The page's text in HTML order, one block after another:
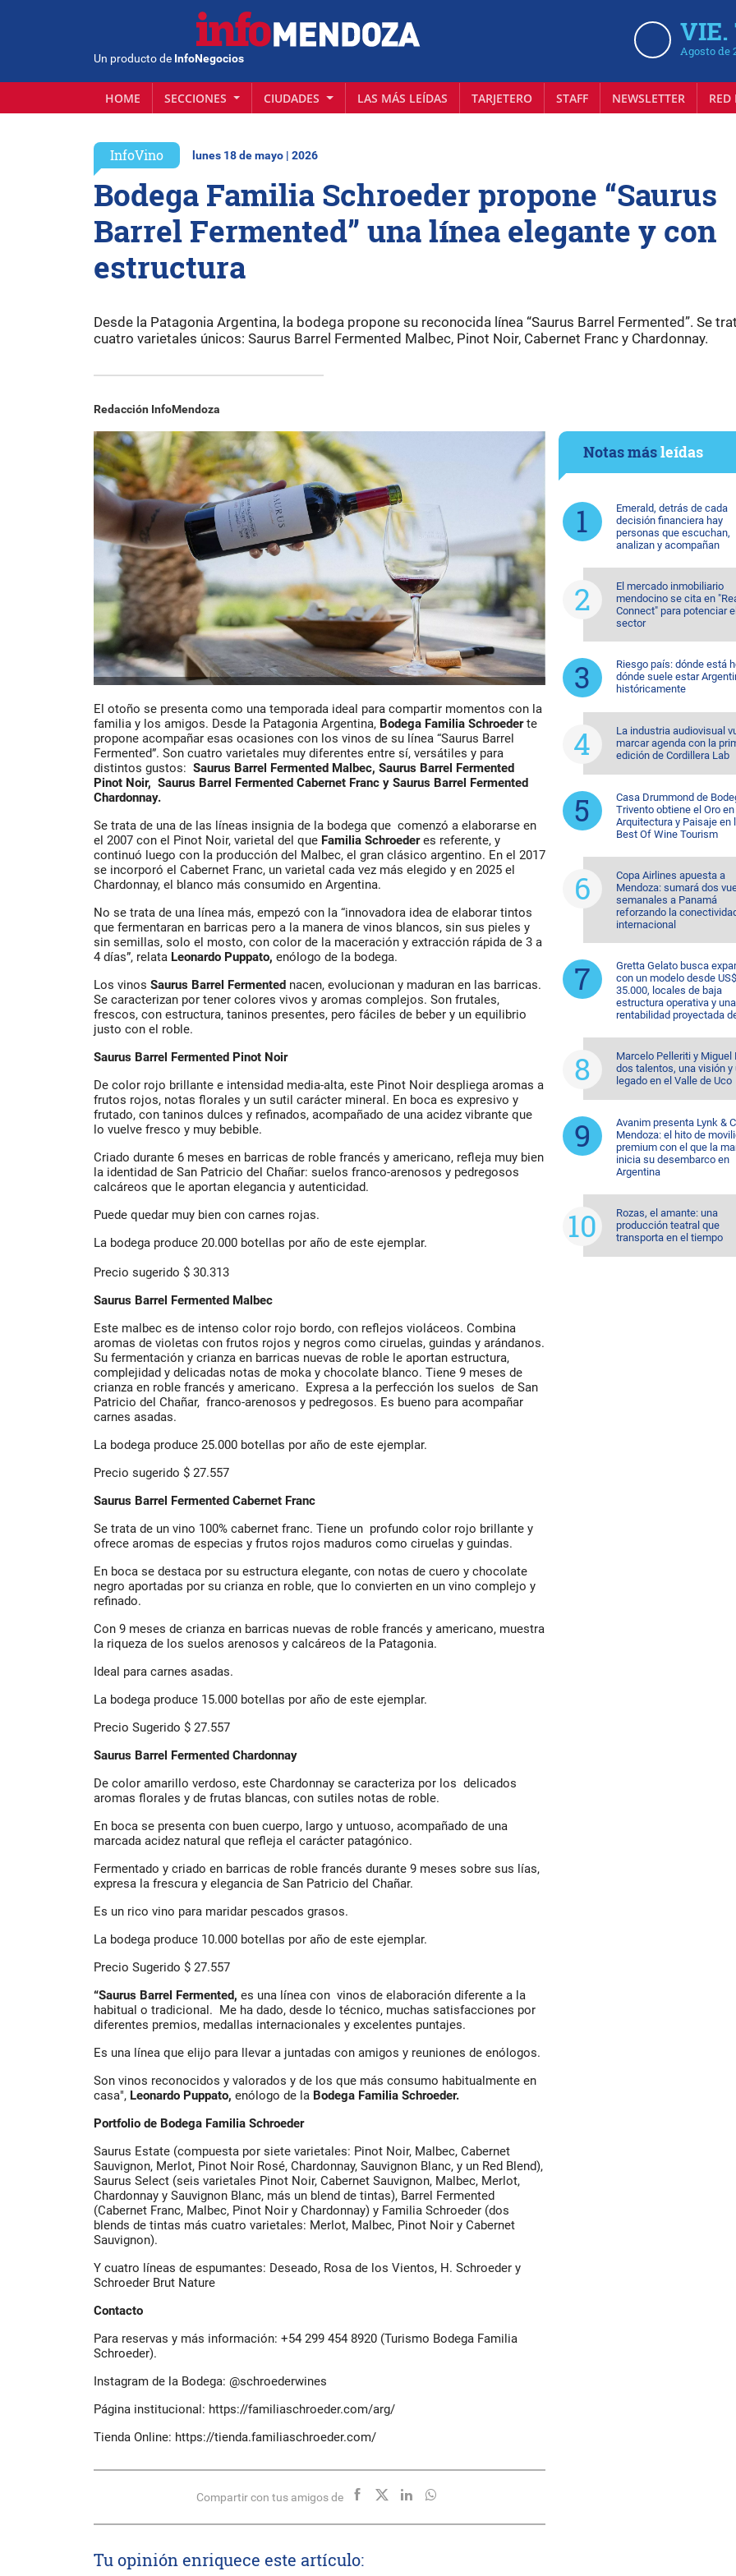
Un producto de InfoNegocios
VIE.
Agosto de
HOME SECCIONES CIUDADES LAS MÁS LEÍDAS TARJETERO STAFF NEWSLETTER RED
InfoVino lunes 18 de mayo | 2026
Bodega Familia Schroeder propone “Saurus
Barrel Fermented” una línea elegante y con
estructura
Desde la Patagonia Argentina, la bodega propone su reconocida línea “Saurus Barrel Fermented”. Se
cuatro varietales únicos: Saurus Barrel Fermented Malbec, Pinot Noir, Cabernet Franc y Chardonnay.
Redacción InfoMendoza
El otoño se presenta como una temporada ideal para compartir momentos con la
familia y los amigos. Desde la Patagonia Argentina, Bodega Familia Schroederte
propone acompañar esas ocasiones con los vinos de su línea “Saurus Barrel
Fermented”. Son cuatro varietales muy diferentes entre sí, versátiles y para
distintos gustos: Saurus Barrel Fermented Malbec, Saurus Barrel Fermented
Pinot Noir, Saurus Barrel Fermented Cabernet Franc y Saurus Barrel Fermented
Chardonnay.
Se trata de una de las líneas insignia de la bodega que comenzó a elaborarse en
el 2007 con el Pinot Noir, varietal del que Familia Schroederes referente, y
continuó luego con la producción del Malbec, el gran clásico argentino. En el 2017
se incorporó el Cabernet Franc, un varietal cada vez más elegido y en 2025 el
Chardonnay, el blanco más consumido en Argentina.
No se trata de una línea más, empezó con la “innovadora idea de elaborar tintos
que fermentaran en barricas pero a la manera de vinos blancos, sin sus pieles y
sin semillas, solo el mosto, con color de la maceración y extracción rápida de 3 a
4 días”, relata Leonardo Puppato, enólogo de la bodega.
Los vinos Saurus Barrel Fermented nacen, evolucionan y maduran en las barricas.
Se caracterizan por tener colores vivos y aromas complejos. Son frutales,
frescos, con estructura, taninos presentes, pero fáciles de beber y un equilibrio
justo con el roble.
Saurus Barrel Fermented Pinot Noir
De color rojo brillante e intensidad media-alta, este Pinot Noir despliega aromas a
frutos rojos, notas florales y un sutil carácter mineral. En boca es expresivo y
frutado, con taninos dulces y refinados, acompañado de una acidez vibrante que
lo vuelve fresco y muy bebible.
Criado durante 6 meses en barricas de roble francés y americano, refleja muy bien
la identidad de San Patricio del Chañar: suelos franco-arenosos y pedregosos
calcáreos que le aportan elegancia y autenticidad.
Puede quedar muy bien con carnes rojas.
La bodega produce 20.000 botellas por año de este ejemplar.
Precio sugerido $ 30.313
Saurus Barrel Fermented Malbec
Este malbec es de intenso color rojo bordo, con reflejos violáceos. Combina
aromas de violetas con frutos rojos y negros como ciruelas, guindas y arándanos.
Su fermentación y crianza en barricas nuevas de roble le aportan estructura,
complejidad y delicadas notas de moka y chocolate blanco. Tiene 9 meses de
crianza en roble francés y americano. Expresa a la perfección los suelos de San
Patricio del Chañar, franco-arenosos y pedregosos. Es bueno para acompañar
carnes asadas.
La bodega produce 25.000 botellas por año de este ejemplar.
Precio sugerido $ 27.557
Saurus Barrel Fermented Cabernet Franc
Se trata de un vino 100% cabernet franc. Tiene un profundo color rojo brillante y
ofrece aromas de especias y frutos rojos maduros como ciruelas y guindas.
En boca se destaca por su estructura elegante, con notas de cuero y chocolate
negro aportadas por su crianza en roble, que lo convierten en un vino complejo y
refinado.
Con 9 meses de crianza en barricas nuevas de roble francés y americano, muestra
la riqueza de los suelos arenosos y calcáreos de la Patagonia.
Ideal para carnes asadas.
La bodega produce 15.000 botellas por año de este ejemplar.
Precio Sugerido $ 27.557
Saurus Barrel Fermented Chardonnay
De color amarillo verdoso, este Chardonnay se caracteriza por los delicados
aromas florales y de frutas blancas, con sutiles notas de roble.
En boca se presenta con buen cuerpo, largo y untuoso, acompañado de una
marcada acidez natural que refleja el carácter patagónico.
Fermentado y criado en barricas de roble francés durante 9 meses sobre sus lías,
expresa la frescura y elegancia de San Patricio del Chañar.
Es un rico vino para maridar pescados grasos.
La bodega produce 10.000 botellas por año de este ejemplar.
Precio Sugerido $ 27.557
“Saurus Barrel Fermented, es una línea con vinos de elaboración diferente a la
habitual o tradicional. Me ha dado, desde lo técnico, muchas satisfacciones por
diferentes premios, medallas internacionales y excelentes puntajes.
Es una línea que elijo para llevar a juntadas con amigos y reuniones de enólogos.
Son vinos reconocidos y valorados y de los que más consumo habitualmente en
casa", Leonardo Puppato, enólogo de la Bodega Familia Schroeder.
Portfolio de Bodega Familia Schroeder
Saurus Estate (compuesta por siete varietales: Pinot Noir, Malbec, Cabernet
Sauvignon, Merlot, Pinot Noir Rosé, Chardonnay, Sauvignon Blanc, y un Red Blend),
Saurus Select (seis varietales Pinot Noir, Cabernet Sauvignon, Malbec, Merlot,
Chardonnay y Sauvignon Blanc, más un blend de tintas), Barrel Fermented
(Cabernet Franc, Malbec, Pinot Noir y Chardonnay) y Familia Schroeder (dos
blends de tintas más cuatro varietales: Merlot, Malbec, Pinot Noir y Cabernet
Sauvignon).
Y cuatro líneas de espumantes: Deseado, Rosa de los Vientos, H. Schroeder y
Schroeder Brut Nature
Contacto
Para reservas y más información: +54 299 454 8920 (Turismo Bodega Familia
Schroeder).
Instagram de la Bodega: @schroederwines
Página institucional: https://familiaschroeder.com/arg/
Tienda Online: https://tienda.familiaschroeder.com/
Compartir con tus amigos de
Tu opinión enriquece este artículo:
Notas másleídas
Emerald, detrás de cada
decisión financiera hay
personas que escuchan,
analizan y acompañan
El mercado inmobiliario
mendocino se cita en
Connect" para potenciar el
sector
Riesgo país: dónde está
dónde suele estar
históricamente
La industria audiovisual
marcar agenda con la
edición de Cordillera Lab
Casa Drummond de
Trivento obtiene el Oro en
Arquitectura y Paisaje en
Best Of Wine Tourism
Copa Airlines apuesta a
Mendoza: sumará dos
semanales a Panamá
reforzando la
internacional
Gretta Gelato busca
con un modelo desde US$
35.000, locales de baja
estructura operativa y una
rentabilidad proyectada
Marcelo Pelleriti y Miguel
dos talentos, una visión y
legado en el Valle de Uco
Avanim presenta Lynk &
Mendoza: el hito de
premium con el que la
inicia su desembarco en
Argentina
Rozas, el amante: una
producción teatral que
transporta en el tiempo